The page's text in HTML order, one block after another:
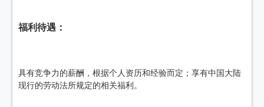
福利待遇：
具有竞争力的薪酬，根据个人资历和经验而定；享有中国大陆
现行的劳动法所规定的相关福利。